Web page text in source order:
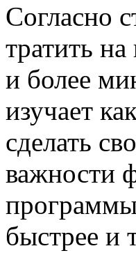
Согласно
тратить
и более
изучает
сделать
важности
программы
быстрее и